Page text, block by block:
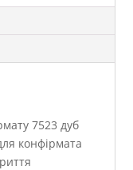
7523 дуб
конфірмата